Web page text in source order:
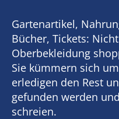
Gartenartikel,
Bücher, Tickets:
Oberbekleidung
Sie kümmern sich
erledigen den Rest
gefunden werden
schreien.